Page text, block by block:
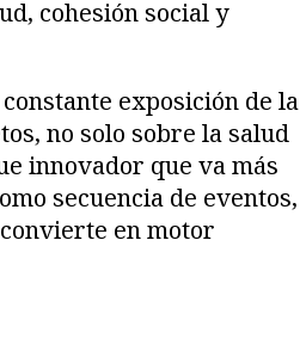
cohesión social y
exposición de la
no solo sobre la salud
innovador que va más
secuencia de eventos,
en motor